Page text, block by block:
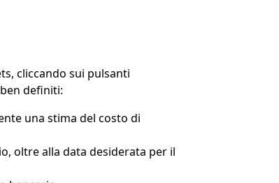
cliccando sui pulsanti
definiti:
una stima del costo di
oltre alla data desiderata per il